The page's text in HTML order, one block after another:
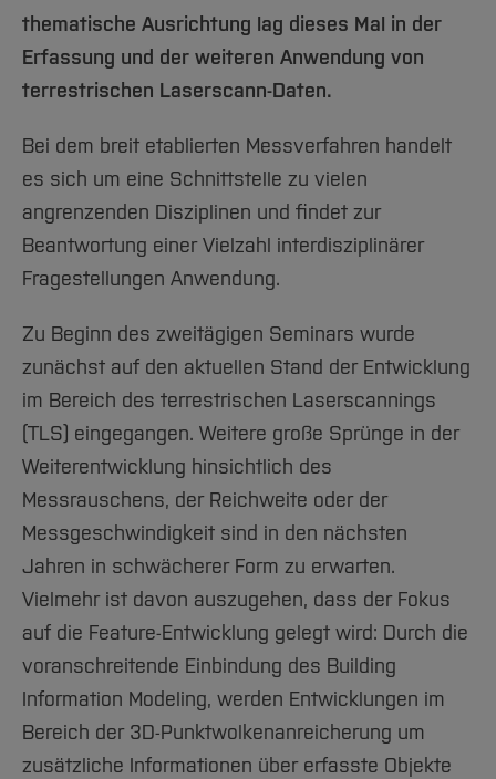
Arbeiten im FB G
Forschung und Projekte
International
Team
Studiengänge
Studieninteressierte
Aktuelles
Studium
Fachgruppen
International
Team
Service
Notfall-Infos
BO Shop
Familiengerechte Hochschule
Gleichstellung
Diskriminierungsfreie Hochschule
Wahlen
Hochschulbibliothek
Hochschulkommunikation
International Office
Medienzentrum
qed-Stiftung
Zentrale Studienberatung
thematische Ausrichtung lag dieses Mal in der
Erfassung und der weiteren Anwendung von
terrestrischen Laserscann-Daten.
Bei dem breit etablierten Messverfahren handelt
es sich um eine Schnittstelle zu vielen
angrenzenden Disziplinen und findet zur
Beantwortung einer Vielzahl interdisziplinärer
Fragestellungen Anwendung.
Zu Beginn des zweitägigen Seminars wurde
zunächst auf den aktuellen Stand der Entwicklung
im Bereich des terrestrischen Laserscannings
(TLS) eingegangen. Weitere große Sprünge in der
Weiterentwicklung hinsichtlich des
Messrauschens, der Reichweite oder der
Messgeschwindigkeit sind in den nächsten
Jahren in schwächerer Form zu erwarten.
Vielmehr ist davon auszugehen, dass der Fokus
auf die Feature-Entwicklung gelegt wird: Durch die
voranschreitende Einbindung des Building
Information Modeling, werden Entwicklungen im
Bereich der 3D-Punktwolkenanreicherung um
zusätzliche Informationen über erfasste Objekte